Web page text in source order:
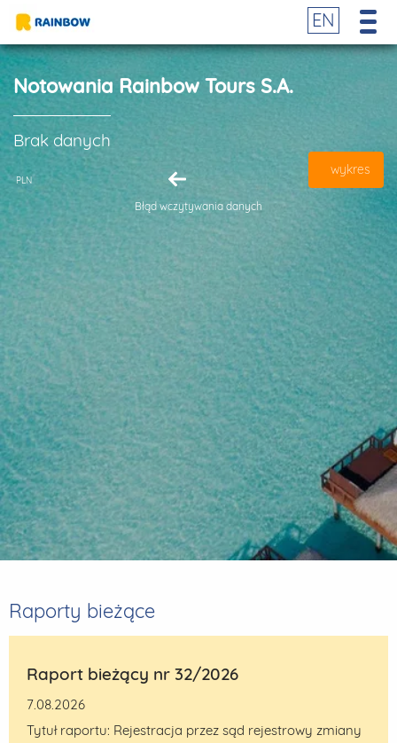
EN
Notowania Rainbow Tours S.A.
Brak danych
Błąd wczytywania danych
PLN
wykres
Raporty bieżące
Raport bieżący nr 32/2026
7.08.2026
Tytuł raportu: Rejestracja przez sąd rejestrowy zmiany